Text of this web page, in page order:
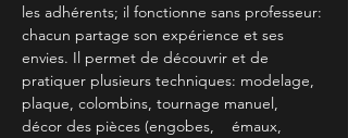
les adhérents; il fonctionne sans professeur:
chacun partage son expérience et ses
envies. Il permet de découvrir et de
pratiquer plusieurs techniques: modelage,
plaque, colombins, tournage manuel,
décor des pièces (engobes,    émaux,